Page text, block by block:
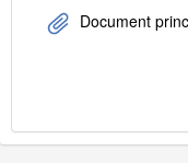
Document